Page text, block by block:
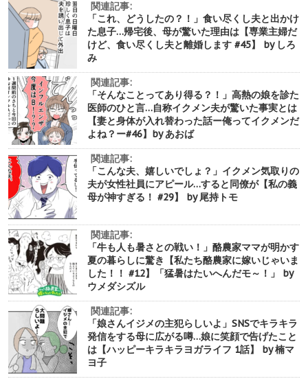
関連記事:
「これ、どうしたの？！」食い尽くし夫と出かけ
た息子…帰宅後、母が驚いた理由は【専業主婦だ
けど、食い尽くし夫と離婚します #45】 by しろ
み
関連記事:
「そんなことってあり得る？！」高熱の娘を診た
医師のひと言…自称イクメン夫が驚いた事実とは
【妻と身体が入れ替わった話ー俺ってイクメンだ
よね？ー#46】by あおば
関連記事:
「こんな夫、嬉しいでしょ？」イクメン気取りの
夫が女性社員にアピール…すると同僚が【私の義
母が神すぎる！ #29】 by 尾持トモ
関連記事:
「牛も人も暑さとの戦い！」酪農家ママが明かす
夏の暮らしに驚き【私たち酪農家に嫁いじゃいま
した！！ #12】「猛暑はたいへんだモ～！」 by
ウメダシズル
関連記事:
「娘さんイジメの主犯らしいよ」SNSでキラキラ
発信をする母に広がる噂…娘に笑顔で告げたこと
は【ハッピーキラキラヨガライフ 1話】 by 楠マ
ヨ子